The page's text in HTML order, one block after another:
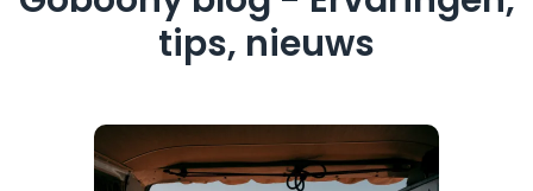
tips, nieuws